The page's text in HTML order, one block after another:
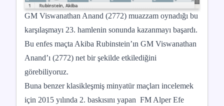
GM Viswanathan Anand (2772) muazzam oynadığı bu
karşılaşmayı 23. hamlenin sonunda kazanmayı başardı.
Bu enfes maçta Akiba Rubinstein’ın GM Viswanathan
Anand’ı (2772) net bir şekilde etkilediğini
görebiliyoruz.
Buna benzer klasikleşmiş minyatür maçları incelemek
için 2015 yılında 2. baskısını yapan FM Alper Efe